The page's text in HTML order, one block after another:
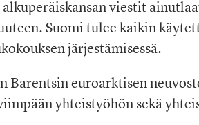
alkuperäiskansan viestit
Suomi tulee kaikin
järjestämisessä.
Barentsin euroarktisen
yhteistyöhön sekä